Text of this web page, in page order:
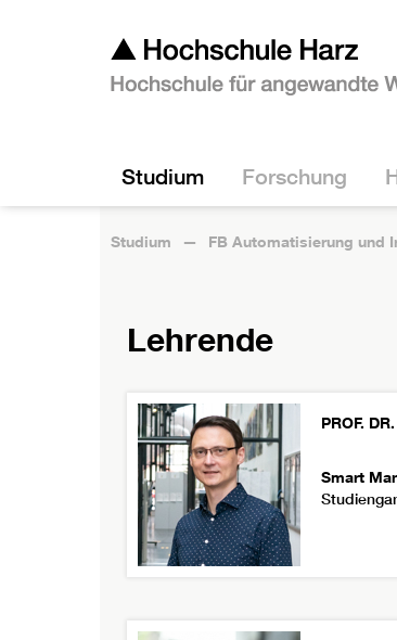
Studium Forschung
Studium FB Automatisierung und
Lehrende
PROF. DR.
Smart